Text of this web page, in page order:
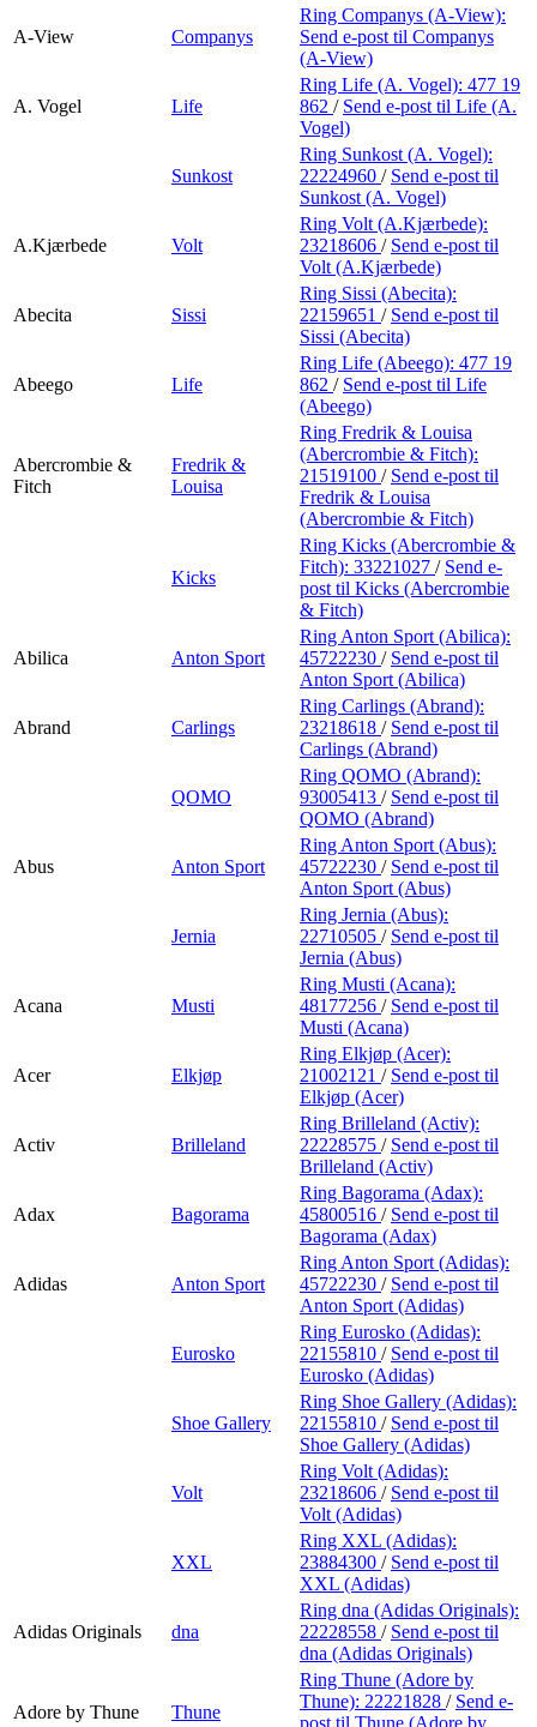
Magasin
A-View Companys
Ring Companys (A-View):
Send e-post til Companys
(A-View)
A. Vogel Life
Ring Life (A. Vogel): 477 19
862 / Send e-post til Life (A.
Vogel)
Sunkost
Ring Sunkost (A. Vogel):
22224960 / Send e-post til
Sunkost (A. Vogel)
A.Kjærbede Volt
Ring Volt (A.Kjærbede):
23218606 / Send e-post til
Volt (A.Kjærbede)
Abecita Sissi
Ring Sissi (Abecita):
22159651 / Send e-post til
Sissi (Abecita)
Abeego Life
Ring Life (Abeego): 477 19
862 / Send e-post til Life
(Abeego)
Abercrombie &
Fitch
Fredrik &
Louisa
Ring Fredrik & Louisa
(Abercrombie & Fitch):
21519100 / Send e-post til
Fredrik & Louisa
(Abercrombie & Fitch)
Kicks
Ring Kicks (Abercrombie &
Fitch): 33221027 / Send e-
post til Kicks (Abercrombie
& Fitch)
Abilica Anton Sport
Ring Anton Sport (Abilica):
45722230 / Send e-post til
Anton Sport (Abilica)
Abrand Carlings
Ring Carlings (Abrand):
23218618 / Send e-post til
Carlings (Abrand)
QOMO
Ring QOMO (Abrand):
93005413 / Send e-post til
QOMO (Abrand)
Abus Anton Sport
Ring Anton Sport (Abus):
45722230 / Send e-post til
Anton Sport (Abus)
Jernia
Ring Jernia (Abus):
22710505 / Send e-post til
Jernia (Abus)
Acana Musti
Ring Musti (Acana):
48177256 / Send e-post til
Musti (Acana)
Acer Elkjøp
Ring Elkjøp (Acer):
21002121 / Send e-post til
Elkjøp (Acer)
Activ Brilleland
Ring Brilleland (Activ):
22228575 / Send e-post til
Brilleland (Activ)
Adax Bagorama
Ring Bagorama (Adax):
45800516 / Send e-post til
Bagorama (Adax)
Adidas Anton Sport
Ring Anton Sport (Adidas):
45722230 / Send e-post til
Anton Sport (Adidas)
Eurosko
Ring Eurosko (Adidas):
22155810 / Send e-post til
Eurosko (Adidas)
Shoe Gallery
Ring Shoe Gallery (Adidas):
22155810 / Send e-post til
Shoe Gallery (Adidas)
Volt
Ring Volt (Adidas):
23218606 / Send e-post til
Volt (Adidas)
XXL
Ring XXL (Adidas):
23884300 / Send e-post til
XXL (Adidas)
Adidas Originals dna
Ring dna (Adidas Originals):
22228558 / Send e-post til
dna (Adidas Originals)
Adore by Thune Thune
Ring Thune (Adore by
Thune): 22221828 / Send e-
post til Thune (Adore by